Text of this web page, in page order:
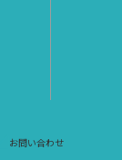
お問い合わせ